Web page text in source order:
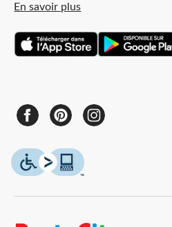
En savoir plus